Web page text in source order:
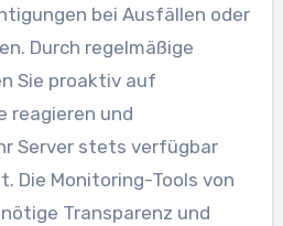
bei Ausfällen oder
Durch regelmäßige
Sie proaktiv auf
reagieren und
Server stets verfügbar
Die Monitoring-Tools von
Transparenz und